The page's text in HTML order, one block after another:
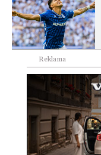
Reklama